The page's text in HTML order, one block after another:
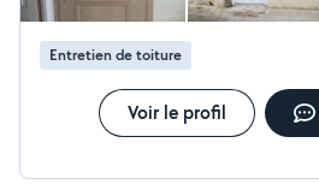
Entretien de toiture
Voir le profil